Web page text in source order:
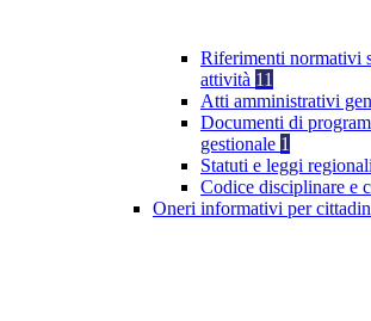
Riferimenti normativi
attività 11
Atti amministrativi
Documenti di
gestionale 1
Statuti e leggi regionali
Codice disciplinare e
Oneri informativi per